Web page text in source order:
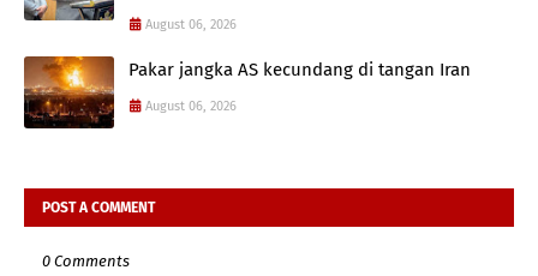
August 06, 2026
Pakar jangka AS kecundang di tangan Iran
August 06, 2026
POST A COMMENT
0 Comments